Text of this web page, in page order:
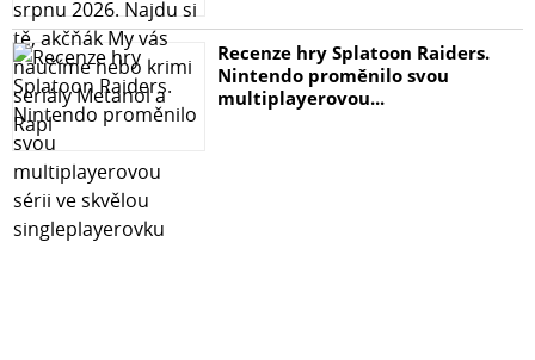
Recenze hry Splatoon Raiders.
Nintendo proměnilo svou
multiplayerovou...